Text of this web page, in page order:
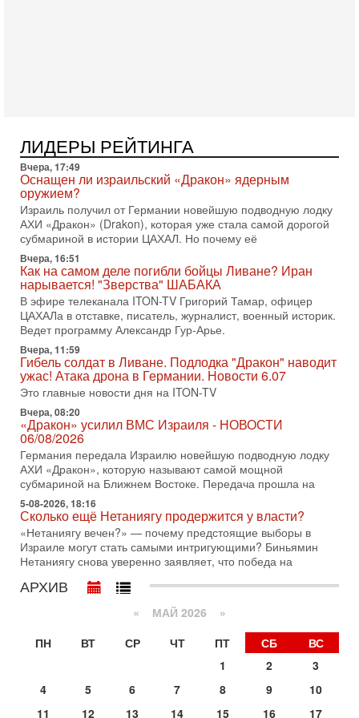
раз?
Голоса русскоязычных репатриантов не раз кардинально
меняли политический ландшафт Израиля. Достаточно
вспомнить взлет партии «Исраэль ба-алия», когда
31-07-2026, 17:00
Тайны закрытых дверей: о чём на самом деле
молчат Трамп и Нетаньяху?
Недавний визит премьер-министра Израиля Биньямина
Нетаньяху в США и его встреча с Дональдом Трампом
оставили больше вопросов, чем ответов. Полная
31-07-2026, 15:18
Иран готовит покушение на Нетаниягу! Трамп не
хочет эскалации, но КСИР готовит взрыв!
В эфире телеканала ITON-TV СЕРГЕЙ МИГДАЛЬ, эксперт
по вопросам безопасности, офицер запаса
Международного управления полиции Израиля, автор
31-07-2026, 09:02
Битва за разоружение ХАМАСа - НОВОСТИ
31/07/2026
Сегодня президент США Дональд Трамп заявил о
достижении исторического соглашения о полном
разоружении ХАМАСа и других вооруженных группировок в
Иран доведет Трампа до крайних мер? Разбор и
оценка от военного обозревателя Давида Шарпа
Ситуация вокруг противостояния Ирана и США накаляется
с каждым днем. Почему Трамп в самый последний момент
отменил решение о нанесении тяжелых ударов
30-07-2026, 16:54
Покупатель авиакомпании «Аркия» намерен
запретить полеты по субботам!
Вокруг возможной продажи авиакомпании «Аркия»
разгорается громкий конфликт.
Трамп готовит удар по Ирану - НОВОСТИ 30/07/2026
ЛИДЕРЫ РЕЙТИНГА
Вчера, 17:49
Оснащен ли израильский «Дракон» ядерным
оружием?
Израиль получил от Германии новейшую подводную лодку
АХИ «Дракон» (Drakon), которая уже стала самой дорогой
субмариной в истории ЦАХАЛ. Но почему её
Вчера, 16:51
Как на самом деле погибли бойцы Ливане? Иран
нарывается! "Зверства" ШАБАКА
В эфире телеканала ITON-TV Григорий Тамар, офицер
ЦАХАЛа в отставке, писатель, журналист, военный историк.
Ведет программу Александр Гур-Арье.
Вчера, 11:59
Гибель солдат в Ливане. Подлодка "Дракон" наводит
ужас! Атака дрона в Германии. Новости 6.07
Это главные новости дня на ITON-TV
Вчера, 08:20
«Дракон» усилил ВМС Израиля - НОВОСТИ
06/08/2026
Германия передала Израилю новейшую подводную лодку
АХИ «Дракон», которую называют самой мощной
субмариной на Ближнем Востоке. Передача прошла на
5-08-2026, 18:16
Сколько ещё Нетаниягу продержится у власти?
«Нетаниягу вечен?» — почему предстоящие выборы в
Израиле могут стать самыми интригующими? Биньямин
Нетаниягу снова уверенно заявляет, что победа на
АРХИВ
« МАЙ 2026 »
ПН
ВТ СР ЧТ ПТ СБ
ВС
1
2
3
4
5 6 7 8 9
10
11
12 13 14 15 16
17